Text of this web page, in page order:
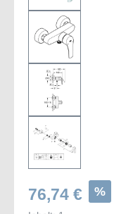
76,74 € %